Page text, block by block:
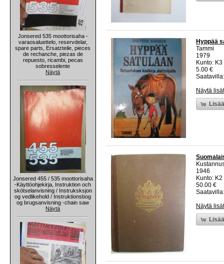
Jonsered 535 moottorisaha -
varaosaluettelo, reservdelar,
spare parts, Ersatzteile, pieces
de rechanche, piezas de
repuesto, ricambi, pecas
sobresselente
Näytä
Jonsered 455 / 535 moottorisaha
-Käyttöohjekirja, Instruktion och
skötselanvisning / Instruksksjon
og vedlikehold / Instruktionsbog
og brugsanvisning -chain saw
Näytä
Hyppää
Tammi
1979
Kunto:
5.00 €
Näytä
1946
Kunto:
50.00 €
Näytä